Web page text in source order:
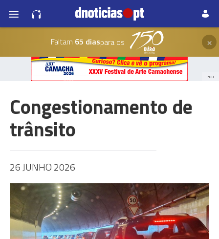
Faltam 65 diaspara os ×
PUB
Congestionamento de
trânsito
26 JUNHO 2026